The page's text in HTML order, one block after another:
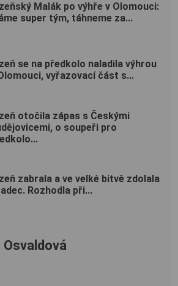
Malák po výhře v Olomouci:
super tým, táhneme za...
se na předkolo naladila výhrou
vyřazovací část s...
otočila zápas s Českými
o soupeři pro
zabrala a ve velké bitvě zdolala
Rozhodla při...